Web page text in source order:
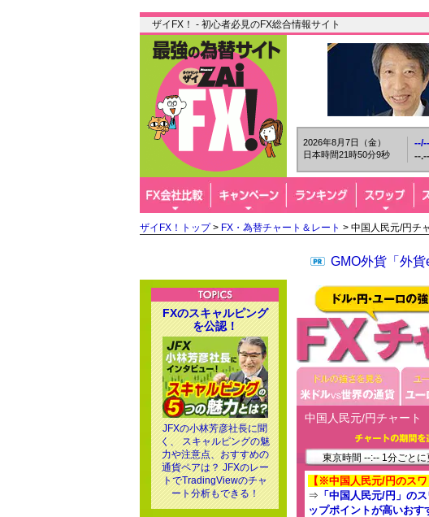
ザイFX！ - 初心者必見のFX総合情報サイト
2026年8月7日（金）
日本時間21時50分10秒
--/--
--.--
ザイFX！トップ> FX・為替チャート＆レート > 中国人民元/円チ
GMO外貨「外
中国人民元/円チャート
東京時間 --:-- 1分ごとに
【※中国人民元/円のス
⇒ 「中国人民元/円」の
ップポイントが高いおす
FXのスキャルピング
を公認！
JFXの小林芳彦社長に聞
く、 スキャルピングの魅
力や注意点、おすすめの
通貨ペアは？ JFXのレー
トでTradingViewのチャ
ート分析もできる！